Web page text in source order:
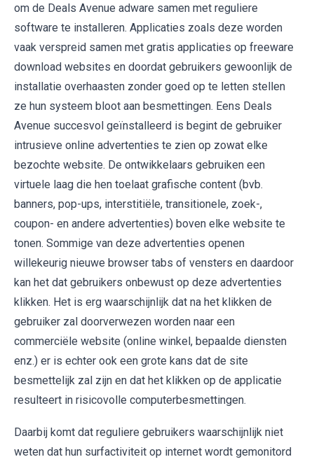
om de Deals Avenue adware samen met reguliere
software te installeren. Applicaties zoals deze worden
vaak verspreid samen met gratis applicaties op freeware
download websites en doordat gebruikers gewoonlijk de
installatie overhaasten zonder goed op te letten stellen
ze hun systeem bloot aan besmettingen. Eens Deals
Avenue succesvol geïnstalleerd is begint de gebruiker
intrusieve online advertenties te zien op zowat elke
bezochte website. De ontwikkelaars gebruiken een
virtuele laag die hen toelaat grafische content (bvb.
banners, pop-ups, interstitiële, transitionele, zoek-,
coupon- en andere advertenties) boven elke website te
tonen. Sommige van deze advertenties openen
willekeurig nieuwe browser tabs of vensters en daardoor
kan het dat gebruikers onbewust op deze advertenties
klikken. Het is erg waarschijnlijk dat na het klikken de
gebruiker zal doorverwezen worden naar een
commerciële website (online winkel, bepaalde diensten
enz.) er is echter ook een grote kans dat de site
besmettelijk zal zijn en dat het klikken op de applicatie
resulteert in risicovolle computerbesmettingen.
Daarbij komt dat reguliere gebruikers waarschijnlijk niet
weten dat hun surfactiviteit op internet wordt gemonitord